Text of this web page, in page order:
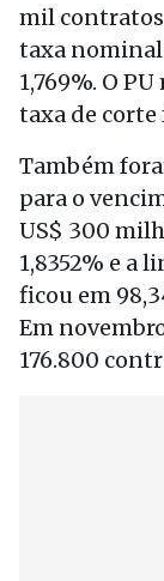
mil
taxa nominal
1,769%. O
taxa de corte
Também
para o
US$ 300
1,8352% e a
ficou em
Em
176.800